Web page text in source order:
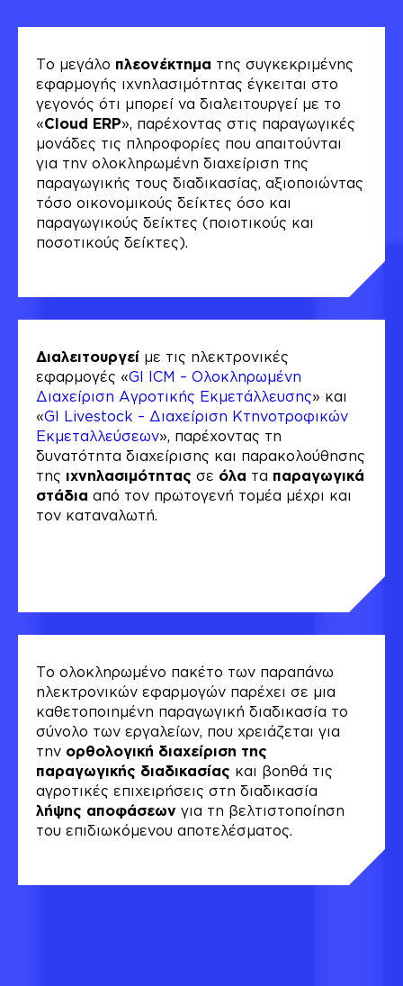
Το μεγάλο πλεονέκτημα της συγκεκριμένης
εφαρμογής ιχνηλασιμότητας έγκειται στο
γεγονός ότι μπορεί να διαλειτουργεί με το
«Cloud ERP», παρέχοντας στις παραγωγικές
μονάδες τις πληροφορίες που απαιτούνται
για την ολοκληρωμένη διαχείριση της
παραγωγικής τους διαδικασίας, αξιοποιώντας
τόσο οικονομικούς δείκτες όσο και
παραγωγικούς δείκτες (ποιοτικούς και
ποσοτικούς δείκτες).
Διαλειτουργεί με τις ηλεκτρονικές
εφαρμογές «GI ICM – Ολοκληρωμένη
Διαχείριση Αγροτικής Εκμετάλλευσης» και
«GI Livestock – Διαχείριση Κτηνοτροφικών
Εκμεταλλεύσεων», παρέχοντας τη
δυνατότητα διαχείρισης και παρακολούθησης
της ιχνηλασιμότητας σε όλα τα παραγωγικά
στάδια από τον πρωτογενή τομέα μέχρι και
τον καταναλωτή.
Το ολοκληρωμένο πακέτο των παραπάνω
ηλεκτρονικών εφαρμογών παρέχει σε μια
καθετοποιημένη παραγωγική διαδικασία το
σύνολο των εργαλείων, που χρειάζεται για
την ορθολογική διαχείριση της
παραγωγικής διαδικασίας και βοηθά τις
αγροτικές επιχειρήσεις στη διαδικασία
λήψης αποφάσεων για τη βελτιστοποίηση
του επιδιωκόμενου αποτελέσματος.